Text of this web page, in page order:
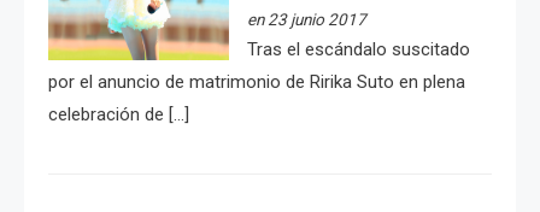
en 23 junio 2017
Tras el escándalo suscitado
por el anuncio de matrimonio de Ririka Suto en plena
celebración de […]